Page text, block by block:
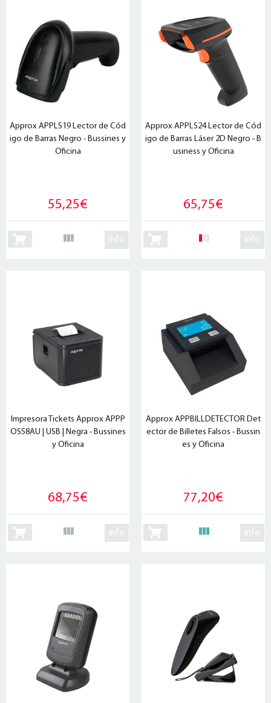
Approx APPLS19 Lector de Cód
igo de Barras Negro - Bussines y
Oficina
55,25€
info
Approx APPLS24 Lector de Cód
igo de Barras Láser 2D Negro - B
usiness y Oficina
65,75€
info
Impresora Tickets Approx APPP
OS58AU | USB | Negra - Bussines
y Oficina
68,75€
info
Approx APPBILLDETECTOR Det
ector de Billetes Falsos - Bussin
es y Oficina
77,20€
info